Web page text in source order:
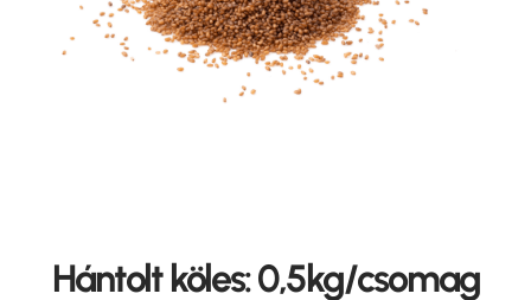
Hántolt köles: 0,5kg/csomag